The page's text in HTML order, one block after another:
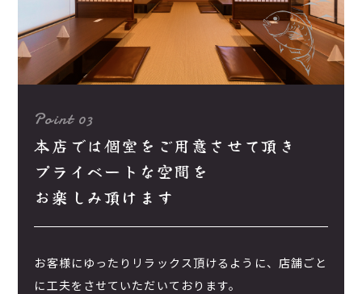
Point 03
本店では個室をご用意させて頂き
プライベートな空間を
お楽しみ頂けます
お客様にゆったりリラックス頂けるように、店舗ごと
に工夫をさせていただいております。